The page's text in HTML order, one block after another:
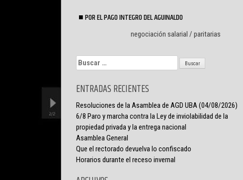
POR EL PAGO INTEGRO DEL AGUINALDO
negociación salarial / paritarias
Buscar:
ENTRADAS RECIENTES
Resoluciones de la Asamblea de AGD UBA (04/08/2026)
6/8 Paro y marcha contra la Ley de inviolabilidad de la
propiedad privada y la entrega nacional
Asamblea General
Que el rectorado devuelva lo confiscado
Horarios durante el receso invernal